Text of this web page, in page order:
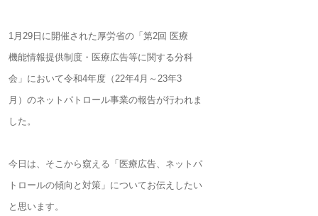
1月29日に開催された厚労省の「第2回 医療
機能情報提供制度・医療広告等に関する分科
会」において令和4年度（22年4月～23年3
月）のネットパトロール事業の報告が行われま
した。
今日は、そこから窺える「医療広告、ネットパ
トロールの傾向と対策」についてお伝えしたい
と思います。